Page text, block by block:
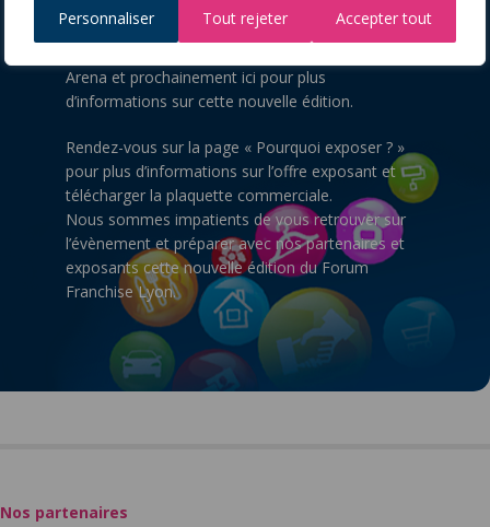
Personnaliser Tout rejeter Accepter tout
La 18ème édition est en cours d’organisation !
Arena et prochainement ici pour plus
d’informations sur cette nouvelle édition.
Rendez-vous sur la page « Pourquoi exposer ? »
pour plus d’informations sur l’offre exposant et
télécharger la plaquette commerciale.
Nous sommes impatients de vous retrouver sur
l’évènement et préparer avec nos partenaires et
exposants cette nouvelle édition du Forum
Franchise Lyon.
Nos partenaires